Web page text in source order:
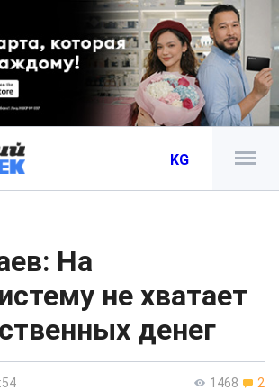
KG
На
не хватает
денег
1468 2